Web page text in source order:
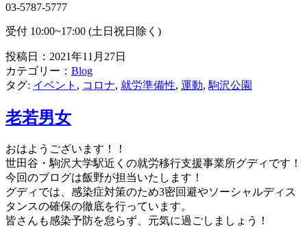
03-5787-5777
受付 10:00~17:00 (土日祝日除く)
ブ
ロ
グ
投稿日：2021年11月27日
カテゴリー： Blog
タグ: イベント , コロナ, 就労準備性, 運動, 駒沢公園
老若男女
おはようございます！！
世田谷・駒沢大学駅近くの就労移行支援事業所グディです！
今回のブログは飯野が担当いたします！
グディでは、感染症対策のため3密回避やソーシャルディス
タンスの確保の徹底を行っています。
皆さんも感染予防を怠らず、元気に過ごしましょう！